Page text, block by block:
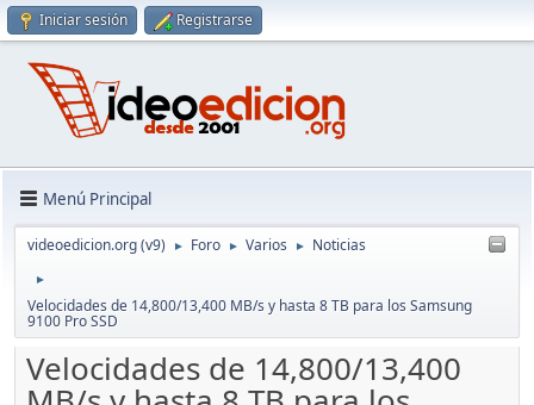
Iniciar sesión Registrarse
Menú Principal
videoedicion.org (v9) ► Foro ► Varios ► Noticias
►
Velocidades de 14,800/13,400 MB/s y hasta 8 TB para los Samsung
9100 Pro SSD
Velocidades de 14,800/13,400